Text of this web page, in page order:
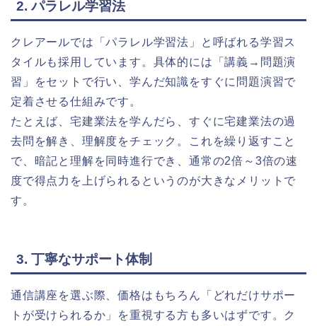
2. パラレル学習法
クレアールでは「パラレル学習法」と呼ばれる学習ス
タイルも採用しています。具体的には「講義→問題演
習」をセットで行い、学んだ知識をすぐに問題演習で
定着させる仕組みです。
たとえば、宅建業法を学んだら、すぐに宅建業法の過
去問を解き、理解度をチェック。これを繰り返すこと
で、暗記と理解を同時進行でき、通常の2倍～3倍の速
度で得点力を上げられるというのが大きなメリットで
す。
3. 丁寧なサポート体制
通信講座を選ぶ際、価格はもちろん「どれだけサポー
トが受けられるか」を重視する方も多いはずです。ク